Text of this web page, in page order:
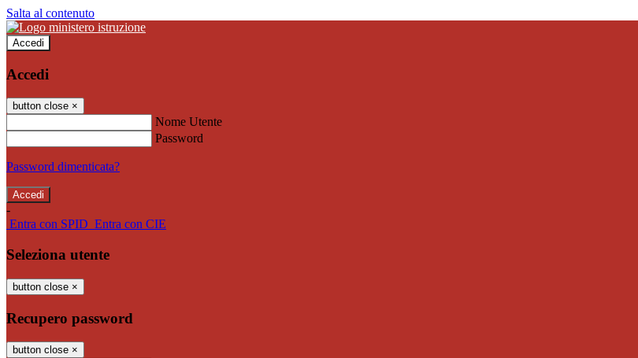
Salta al contenuto
Accedi
Accedi
button close ×
Nome Utente
Password
Password dimenticata?
-
Entra con SPID Entra con CIE
Seleziona utente
button close ×
Recupero password
button close ×